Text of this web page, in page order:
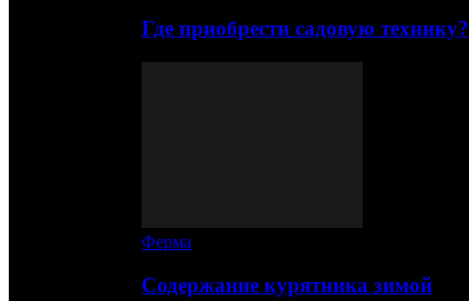
Где приобрести садовую технику?
Ферма
Содержание курятника зимой